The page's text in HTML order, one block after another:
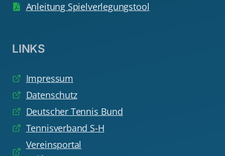
Anleitung Spielverlegungstool
LINKS
Impressum
Datenschutz
Deutscher Tennis Bund
Tennisverband S-H
Vereinsportal